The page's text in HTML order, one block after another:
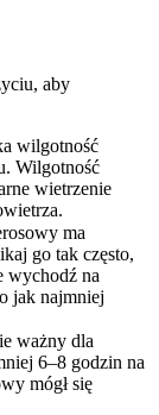
aby
wilgotność
Wilgotność
wietrzenie
ma
go tak często,
wychodź na
jak najmniej
ważny dla
6–8 godzin na
mógł się